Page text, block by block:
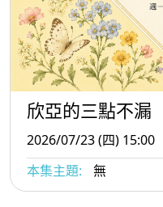
欣亞的三點不漏
2026/07/23 (四) 15:00
本集主題:
無